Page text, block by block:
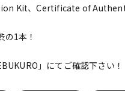
Kit、Certificate of
の1本！
」にてご確認下さい！